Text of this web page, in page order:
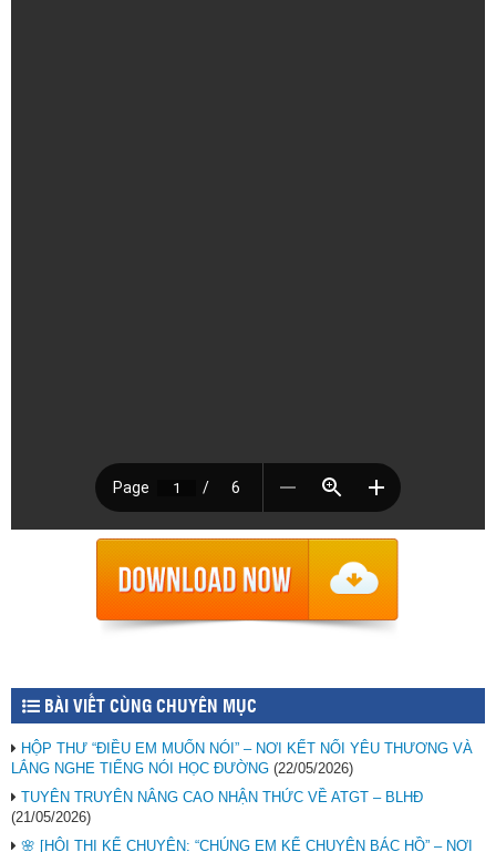
BÀI VIẾT CÙNG CHUYÊN MỤC
HỘP THƯ “ĐIỀU EM MUỐN NÓI” – NƠI KẾT NỐI YÊU THƯƠNG VÀ
LẮNG NGHE TIẾNG NÓI HỌC ĐƯỜNG (22/05/2026)
TUYÊN TRUYÊN NÂNG CAO NHẬN THỨC VỀ ATGT – BLHĐ
(21/05/2026)
🌸 [HỘI THI KỂ CHUYỆN: “CHÚNG EM KỂ CHUYỆN BÁC HỒ” – NƠI